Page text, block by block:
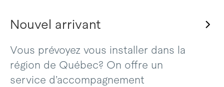
Nouvel arrivant
Vous prévoyez vous installer dans la
région de Québec? On offre un
service d’accompagnement